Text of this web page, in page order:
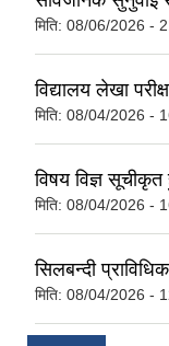
मिति: 08/06/2026 -
विद्यालय लेखा
मिति: 08/04/2026 -
विषय विज्ञ
मिति: 08/04/2026 -
सिलबन्दी
मिति: 08/04/2026 -